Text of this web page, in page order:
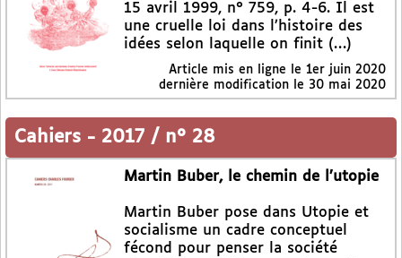
15 avril 1999, n° 759, p. 4-6. Il est
une cruelle loi dans l’histoire des
idées selon laquelle on finit (…)
Article mis en ligne le 1er juin 2020
dernière modification le 30 mai 2020
Cahiers - 2017 / n° 28
Martin Buber, le chemin de l’utopie
Martin Buber pose dans Utopie et
socialisme un cadre conceptuel
fécond pour penser la société